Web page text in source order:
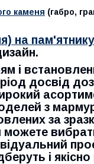
каменя (габро,
на
і
досвід
з
за
можете
і